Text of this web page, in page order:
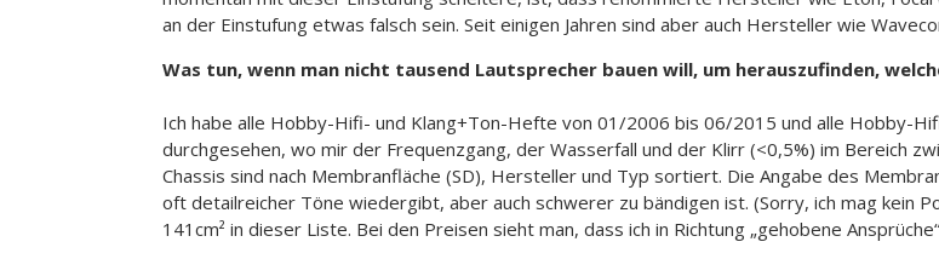
an der Einstufung etwas falsch sein. Seit einigen Jahren sind aber auch Hersteller wie
Was tun, wenn man nicht tausend Lautsprecher bauen will, um herauszufinden,
Ich habe alle Hobby-Hifi- und Klang+Ton-Hefte von 01/2006 bis 06/2015 und alle Hobby-
durchgesehen, wo mir der Frequenzgang, der Wasserfall und der Klirr (<0,5%) im Bereich
Chassis sind nach Membranfläche (SD), Hersteller und Typ sortiert. Die Angabe des
oft detailreicher Töne wiedergibt, aber auch schwerer zu bändigen ist. (Sorry, ich mag kein
141cm² in dieser Liste. Bei den Preisen sieht man, dass ich in Richtung „gehobene